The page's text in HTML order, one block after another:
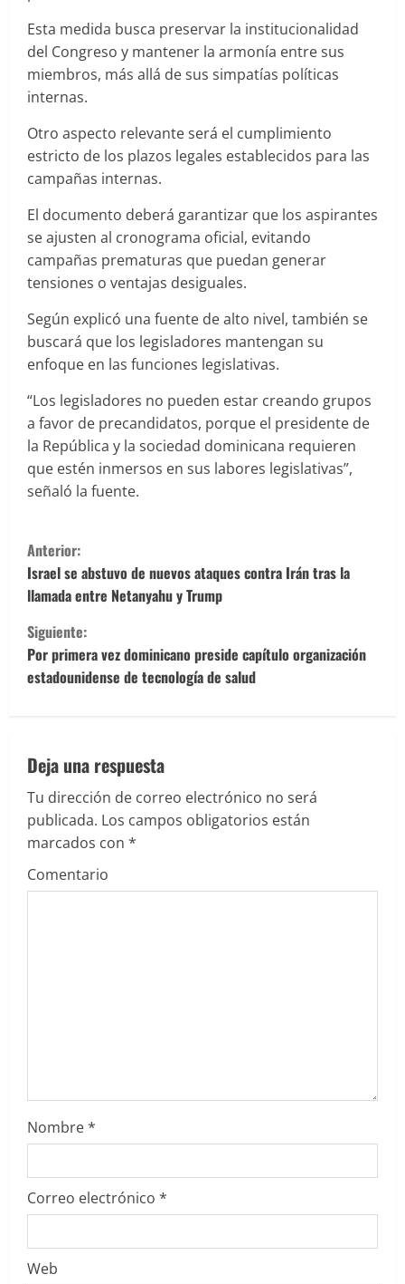
Esta medida busca preservar la institucionalidad
del Congreso y mantener la armonía entre sus
miembros, más allá de sus simpatías políticas
internas.
Otro aspecto relevante será el cumplimiento
estricto de los plazos legales establecidos para las
campañas internas.
El documento deberá garantizar que los aspirantes
se ajusten al cronograma oficial, evitando
campañas prematuras que puedan generar
tensiones o ventajas desiguales.
Según explicó una fuente de alto nivel, también se
buscará que los legisladores mantengan su
enfoque en las funciones legislativas.
“Los legisladores no pueden estar creando grupos
a favor de precandidatos, porque el presidente de
la República y la sociedad dominicana requieren
que estén inmersos en sus labores legislativas”,
señaló la fuente.
S
i
g
u
e
e
y
e
n
Anterior:
Israel se abstuvo de nuevos ataques contra Irán tras la
llamada entre Netanyahu y Trump
Siguiente:
Por primera vez dominicano preside capítulo organización
estadounidense de tecnología de salud
Deja una respuesta
Tu dirección de correo electrónico no será
publicada. Los campos obligatorios están
marcados con *
Comentario
Nombre*
Correo electrónico *
Web